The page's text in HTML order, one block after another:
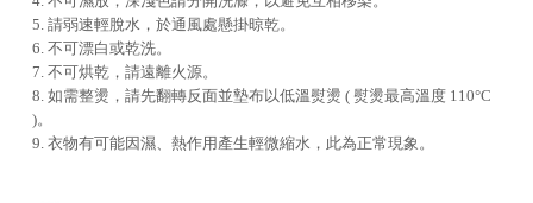
5. 請弱速輕脫水，於通風處懸掛晾乾。
6. 不可漂白或乾洗。
7. 不可烘乾，請遠離火源。
8. 如需整燙，請先翻轉反面並墊布以低溫熨燙 ( 熨燙最高溫度 110°C
)。
9. 衣物有可能因濕、熱作用產生輕微縮水，此為正常現象。